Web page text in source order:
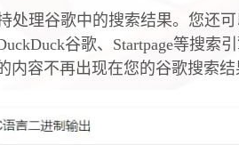
处理谷歌中的搜索结果。您还
谷歌、Startpage等搜索
内容不再出现在您的谷歌搜索结